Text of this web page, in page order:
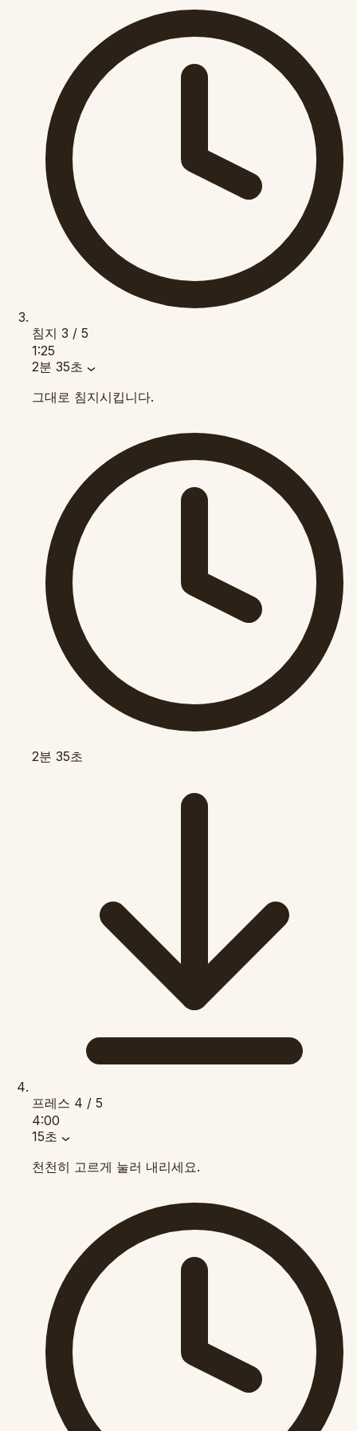
침지 3 / 5
1:25
2분 35초
그대로 침지시킵니다.
2분 35초
프레스 4 / 5
4:00
15초
천천히 고르게 눌러 내리세요.